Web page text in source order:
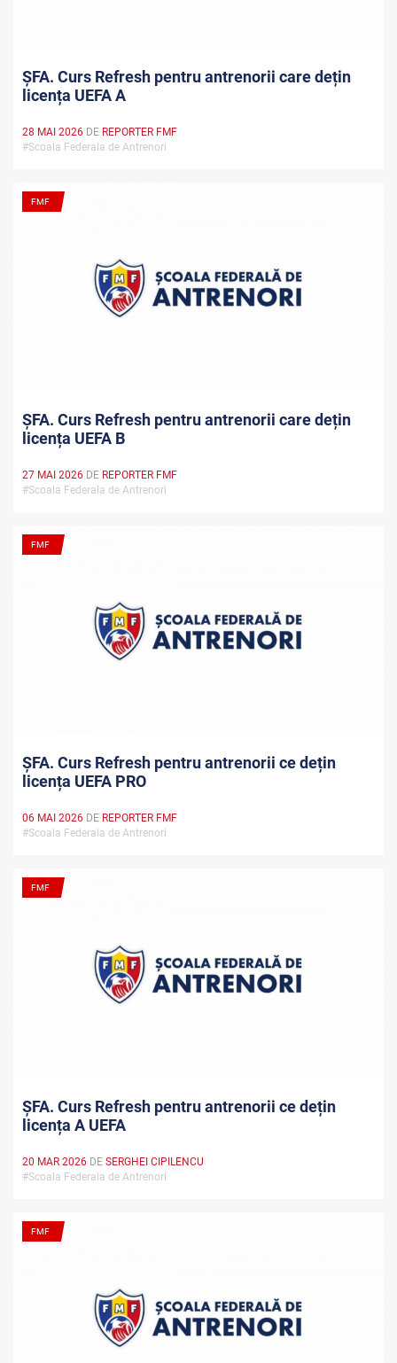
ȘFA. Curs Refresh pentru antrenorii care dețin
licența UEFA A
28 MAI 2026 DE REPORTER FMF
#Scoala Federala de Antrenori
FMF
ȘFA. Curs Refresh pentru antrenorii care dețin
licența UEFA B
27 MAI 2026 DE REPORTER FMF
#Scoala Federala de Antrenori
FMF
ȘFA. Curs Refresh pentru antrenorii ce dețin
licența UEFA PRO
06 MAI 2026 DE REPORTER FMF
#Scoala Federala de Antrenori
FMF
ȘFA. Curs Refresh pentru antrenorii ce dețin
licența A UEFA
20 MAR 2026 DE SERGHEI CIPILENCU
#Scoala Federala de Antrenori
FMF